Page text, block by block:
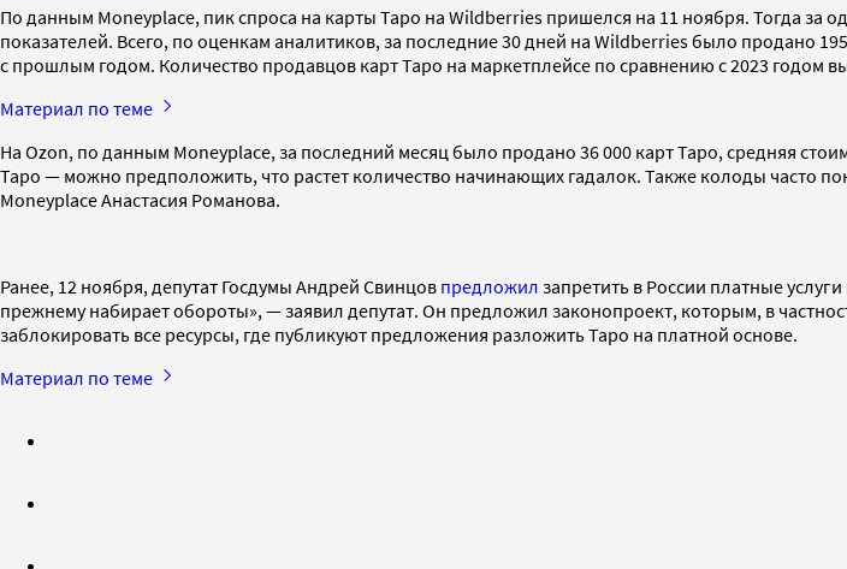
По данным Moneyplace, пик спроса на карты Таро на Wildberries пришелся на 11 ноября. Тогда
показателей. Всего, по оценкам аналитиков, за последние 30 дней на Wildberries было продано
с прошлым годом. Количество продавцов карт Таро на маркетплейсе по сравнению с 2023 годом
Материал по теме
На Ozon, по данным Moneyplace, за последний месяц было продано 36 000 карт Таро, средняя
Таро — можно предположить, что растет количество начинающих гадалок. Также колоды часто
Moneyplace Анастасия Романова.
Ранее, 12 ноября, депутат Госдумы Андрей Свинцов предложил запретить в России платные
прежнему набирает обороты», — заявил депутат. Он предложил законопроект, которым, в
заблокировать все ресурсы, где публикуют предложения разложить Таро на платной основе.
Материал по теме